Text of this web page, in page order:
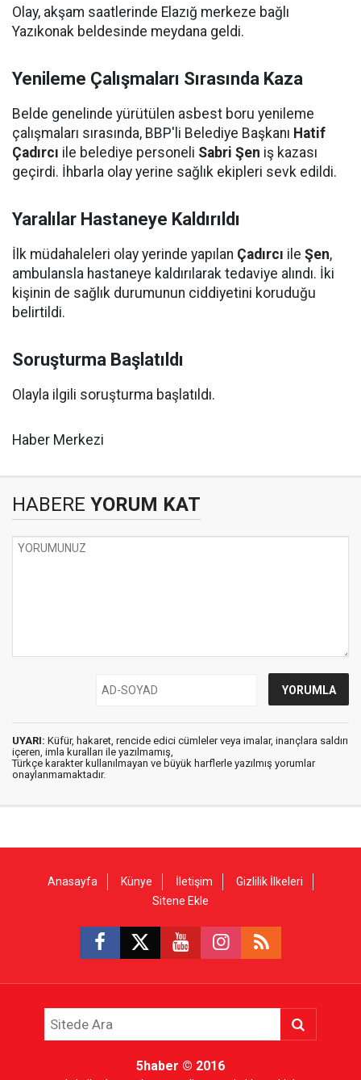
Olay, akşam saatlerinde Elazığ merkeze bağlı
Yazıkonak beldesinde meydana geldi.
Yenileme Çalışmaları Sırasında Kaza
Belde genelinde yürütülen asbest boru yenileme
çalışmaları sırasında, BBP'li Belediye Başkanı Hatif
Çadırcı ile belediye personeli Sabri Şen iş kazası
geçirdi. İhbarla olay yerine sağlık ekipleri sevk edildi.
Yaralılar Hastaneye Kaldırıldı
İlk müdahaleleri olay yerinde yapılan Çadırcı ile Şen,
ambulansla hastaneye kaldırılarak tedaviye alındı. İki
kişinin de sağlık durumunun ciddiyetini koruduğu
belirtildi.
Soruşturma Başlatıldı
Olayla ilgili soruşturma başlatıldı.
Haber Merkezi
HABERE YORUM KAT
UYARI: Küfür, hakaret, rencide edici cümleler veya imalar, inançlara saldırı
içeren, imla kuralları ile yazılmamış,
Türkçe karakter kullanılmayan ve büyük harflerle yazılmış yorumlar
onaylanmamaktadır.
Anasayfa Künye İletişim
Gizlilik İlkeleri
Sitene Ekle
5haber © 2016